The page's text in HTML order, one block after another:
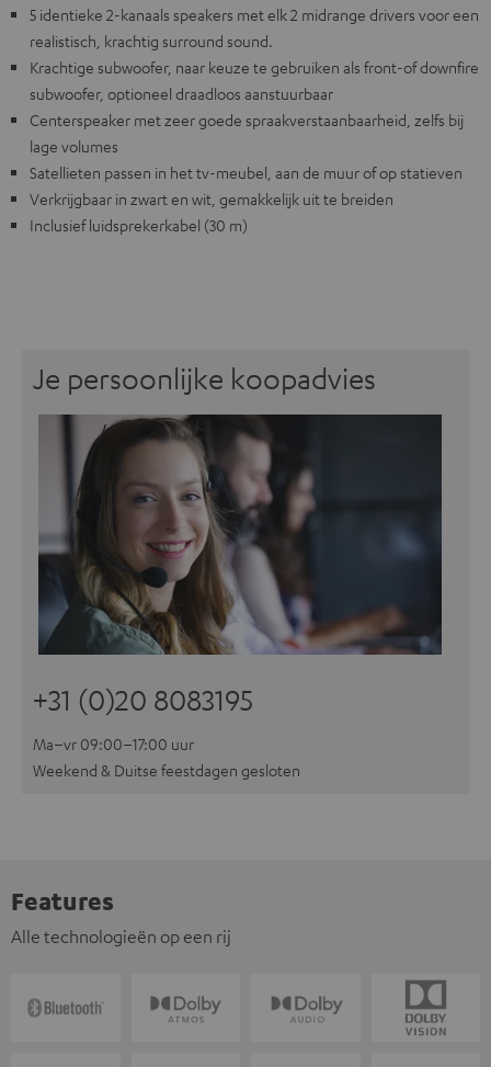
5 identieke 2-kanaals speakers met elk 2 midrange drivers voor een
realistisch, krachtig surround sound.
Krachtige subwoofer, naar keuze te gebruiken als front-of downfire
subwoofer, optioneel draadloos aanstuurbaar
Centerspeaker met zeer goede spraakverstaanbaarheid, zelfs bij
lage volumes
Satellieten passen in het tv-meubel, aan de muur of op statieven
Verkrijgbaar in zwart en wit, gemakkelijk uit te breiden
Inclusief luidsprekerkabel (30 m)
Je persoonlijke koopadvies
+31 (0)20 8083195
Ma–vr 09:00–17:00 uur
Weekend & Duitse feestdagen gesloten
Features
Alle technologieën op een rij